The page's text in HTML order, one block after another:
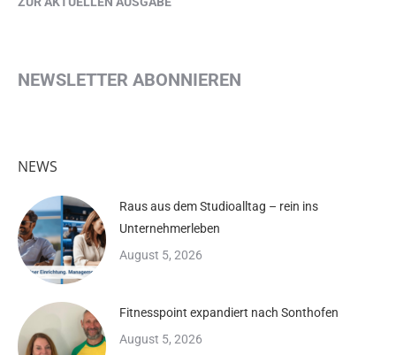
NEWSLETTER ABONNIEREN
NEWS
Raus aus dem Studioalltag – rein ins
Unternehmerleben
August 5, 2026
Fitnesspoint expandiert nach Sonthofen
August 5, 2026